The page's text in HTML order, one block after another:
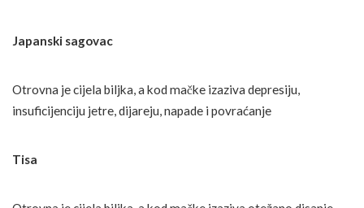
Japanski sagovac
Otrovna je cijela biljka, a kod mačke izaziva depresiju,
insuficijenciju jetre, dijareju, napade i povraćanje
Tisa